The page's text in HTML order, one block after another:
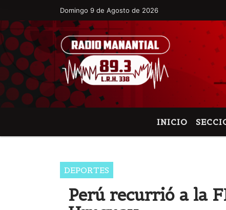
Domingo 9 de Agosto de 2026
Hoy es Domingo 9 de Agosto de 2026
INICIO
DEPORTES
Perú recurrió a la